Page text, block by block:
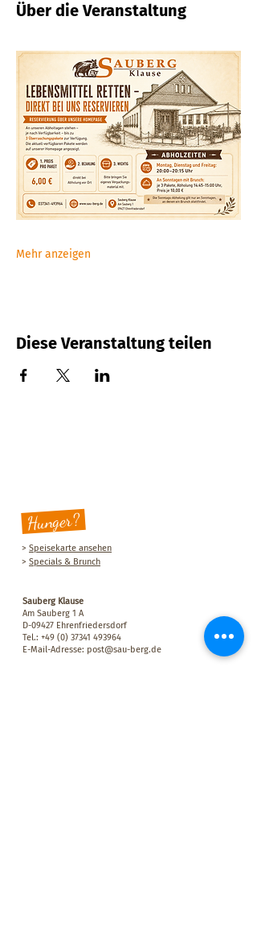
Über die Veranstaltung
Mehr anzeigen
Diese Veranstaltung teilen
Hunger?
> Speisekarte ansehen
> Specials & Brunch
Sauberg Klause
Am Sauberg 1 A
D-09427 Ehrenfriedersdorf
Tel.: +49 (0) 37341 493964
E-Mail-Adresse: post@sau-berg.de